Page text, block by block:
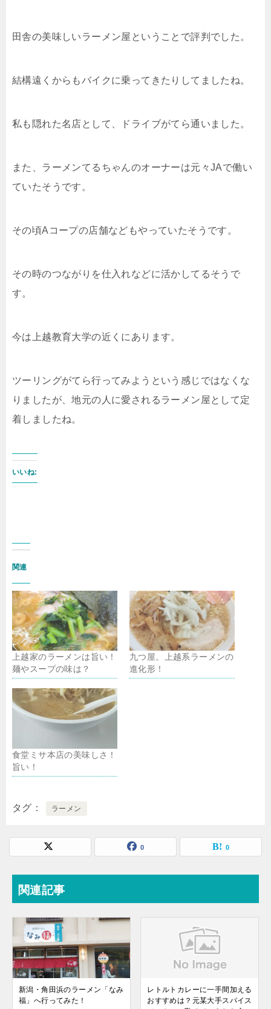
田舎の美味しいラーメン屋ということで評判でした。
結構遠くからもバイクに乗ってきたりしてましたね。
私も隠れた名店として、ドライブがてら通いました。
また、ラーメンてるちゃんのオーナーは元々JAで働い
ていたそうです。
その頃Aコープの店舗などもやっていたそうです。
その時のつながりを仕入れなどに活かしてるそうで
す。
今は上越教育大学の近くにあります。
ツーリングがてら行ってみようという感じではなくな
りましたが、地元の人に愛されるラーメン屋として定
着しましたね。
いいね:
関連
上越家のラーメンは旨い！
麺やスープの味は？
九つ屋。上越系ラーメンの
進化形！
食堂ミサ本店の美味しさ！
旨い！
タグ ラーメン
0 0
関連記事
新潟・角田浜のラーメン「なみ
福」へ行ってみた！
レトルトカレーに一手間加える
おすすめは？元某大手スパイス